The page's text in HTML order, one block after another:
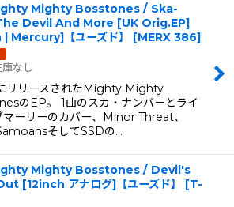
Mighty Bosstones / Ska-
Devil And More [UK Orig.EP]
Mercury]【ユーズド】
[MERX 386]
なし
リリースされたMighty Mighty
のEP。 1曲のスカ・ナンバーとライ
マーリーのカバー、Minor Threat、
そしてSSDの…
Mighty Bosstones / Devil's
[12inch アナログ]【ユーズド】
[T-